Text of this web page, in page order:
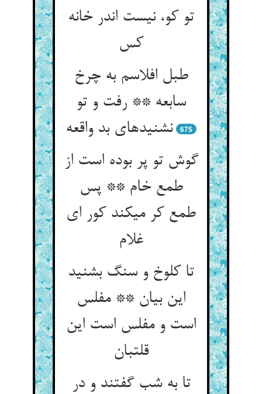
تو کو، نیست اندر خانه
کس‏
طبل افلاسم به چرخ
سابعه ** رفت و تو
نشنیده‏ای بد واقعه‏
675
گوش تو پر بوده است از
طمع خام ** پس
طمع کر می‏کند کور ای
غلام‏
تا کلوخ و سنگ بشنید
این بیان ** مفلس
است و مفلس است این
قلتبان‏
تا به شب گفتند و در